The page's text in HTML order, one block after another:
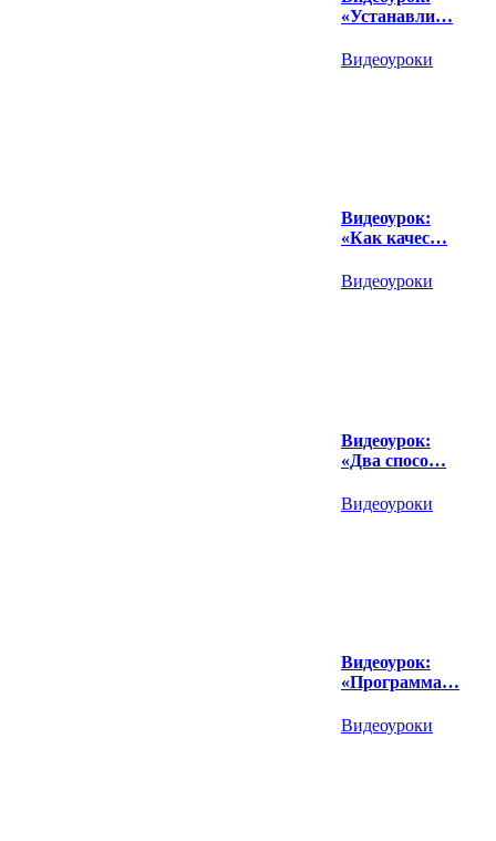
«Устанавли…
Видеоуроки
Видеоурок:
«Как качес…
Видеоуроки
Видеоурок:
«Два спосо…
Видеоуроки
Видеоурок:
«Программа…
Видеоуроки